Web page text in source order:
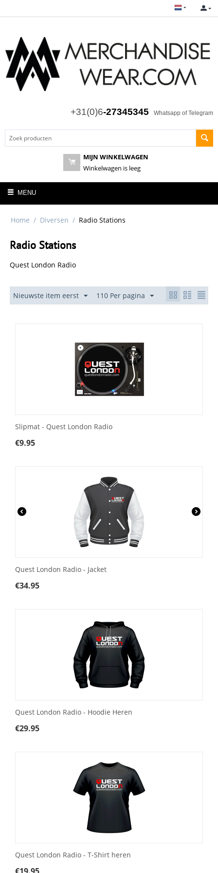
+31(0)6-27345345 Whatsapp of Telegram
MIJN WINKELWAGEN
Winkelwagen is leeg
MENU
Home / Diversen / Radio Stations
Radio Stations
Quest London Radio
Nieuwste item eerst 110 Per pagina
Slipmat - Quest London Radio
€9.95
Quest London Radio - Jacket
€34.95
Quest London Radio - Hoodie Heren
€29.95
Quest London Radio - T-Shirt heren